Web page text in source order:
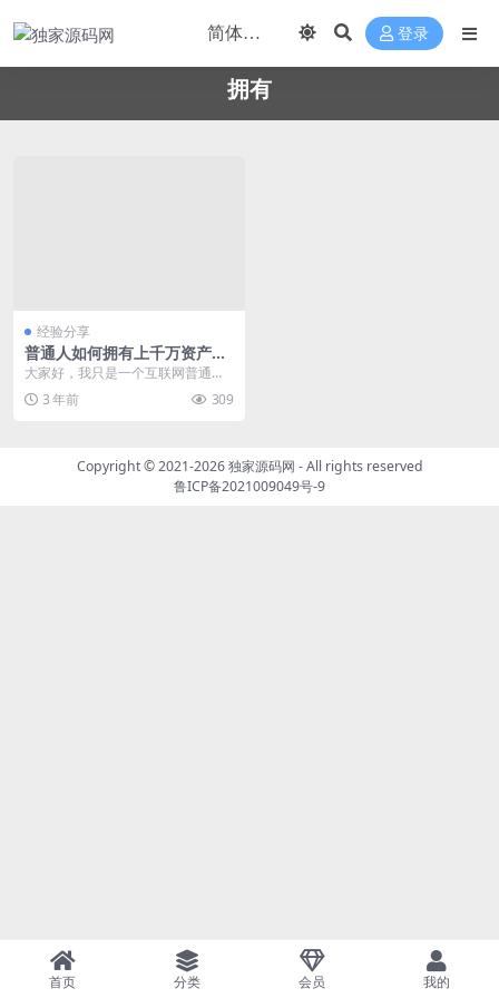
登录
拥有
经验分享
普通人如何拥有上千万资产，
这个回答戳破了很多人
大家好，我只是一个互联网普通的
创业者。我一直坚持自己的本分做
事。我勤奋、诚信、脚...
3 年前 309
Copyright © 2021-2026独家源码网 - All rights reserved
鲁ICP备2021009049号-9
首页 分类 会员 我的